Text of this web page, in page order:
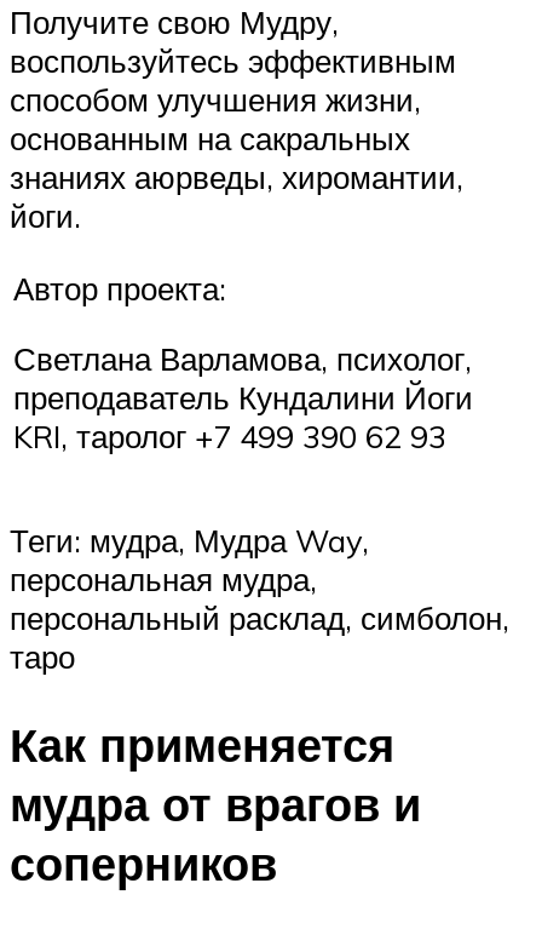
Получите свою Мудру,
воспользуйтесь эффективным
способом улучшения жизни,
основанным на сакральных
знаниях аюрведы, хиромантии,
йоги.
Автор проекта:
Светлана Варламова, психолог,
преподаватель Кундалини Йоги
KRI, таролог +7 499 390 62 93
Теги: мудра, Мудра Way,
персональная мудра,
персональный расклад, симболон,
таро
Как применяется
мудра от врагов и
соперников